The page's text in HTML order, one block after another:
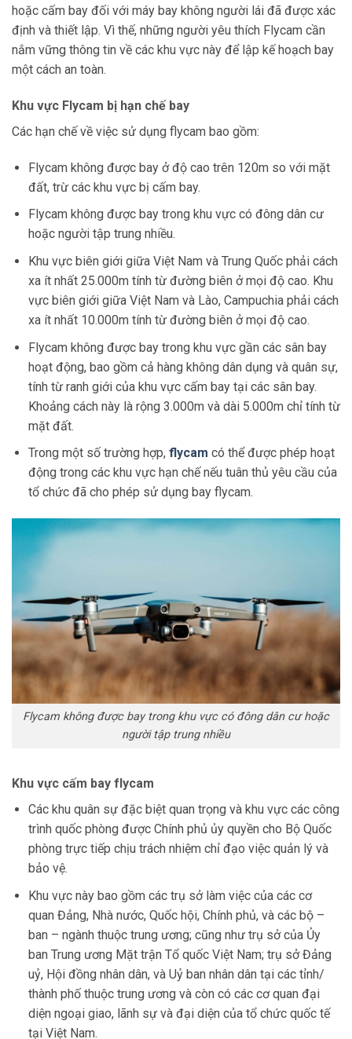
hoặc cấm bay đối với máy bay không người lái đã được xác
định và thiết lập. Vì thế, những người yêu thích Flycam cần
nắm vững thông tin về các khu vực này để lập kế hoạch bay
một cách an toàn.
Khu vực Flycam bị hạn chế bay
Các hạn chế về việc sử dụng flycam bao gồm:
Flycam không được bay ở độ cao trên 120m so với mặt
đất, trừ các khu vực bị cấm bay.
Flycam không được bay trong khu vực có đông dân cư
hoặc người tập trung nhiều.
Khu vực biên giới giữa Việt Nam và Trung Quốc phải cách
xa ít nhất 25.000m tính từ đường biên ở mọi độ cao. Khu
vực biên giới giữa Việt Nam và Lào, Campuchia phải cách
xa ít nhất 10.000m tính từ đường biên ở mọi độ cao.
Flycam không được bay trong khu vực gần các sân bay
hoạt động, bao gồm cả hàng không dân dụng và quân sự,
tính từ ranh giới của khu vực cấm bay tại các sân bay.
Khoảng cách này là rộng 3.000m và dài 5.000m chỉ tính từ
mặt đất.
Trong một số trường hợp, flycam có thể được phép hoạt
động trong các khu vực hạn chế nếu tuân thủ yêu cầu của
tổ chức đã cho phép sử dụng bay flycam.
Flycam không được bay trong khu vực có đông dân cư hoặc
người tập trung nhiều
Khu vực cấm bay flycam
Các khu quân sự đặc biệt quan trọng và khu vực các công
trình quốc phòng được Chính phủ ủy quyền cho Bộ Quốc
phòng trực tiếp chịu trách nhiệm chỉ đạo việc quản lý và
bảo vệ.
Khu vực này bao gồm các trụ sở làm việc của các cơ
quan Đảng, Nhà nước, Quốc hội, Chính phủ, và các bộ –
ban – ngành thuộc trung ương; cũng như trụ sở của Ủy
ban Trung ương Mặt trận Tổ quốc Việt Nam; trụ sở Đảng
uỷ, Hội đồng nhân dân, và Uỷ ban nhân dân tại các tỉnh/
thành phố thuộc trung ương và còn có các cơ quan đại
diện ngoại giao, lãnh sự và đại diện của tổ chức quốc tế
tại Việt Nam.